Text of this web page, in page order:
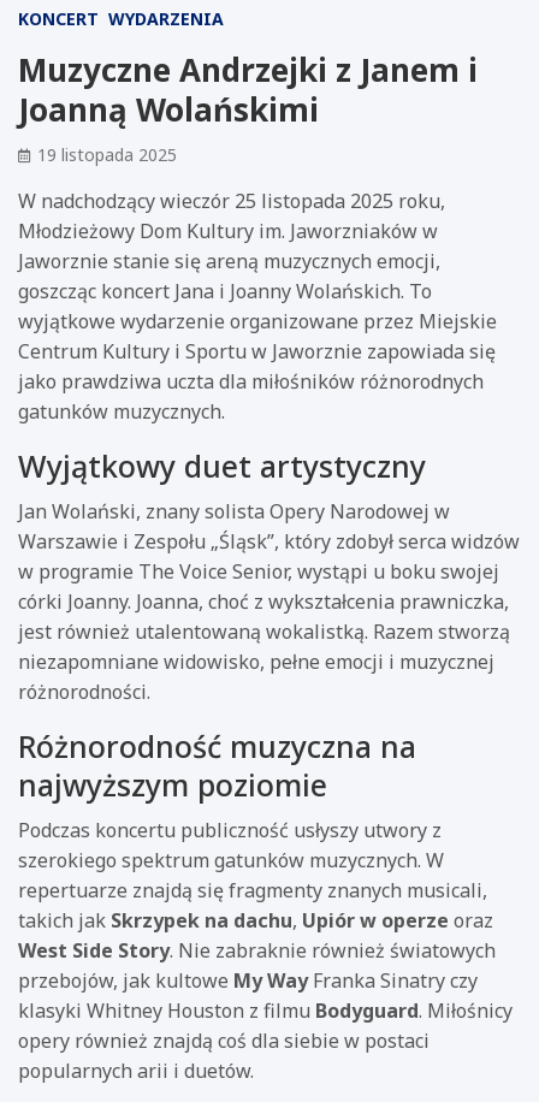
KONCERT WYDARZENIA
Muzyczne Andrzejki z Janem i
Joanną Wolańskimi
19 listopada 2025
W nadchodzący wieczór 25 listopada 2025 roku,
Młodzieżowy Dom Kultury im. Jaworzniaków w
Jaworznie stanie się areną muzycznych emocji,
goszcząc koncert Jana i Joanny Wolańskich. To
wyjątkowe wydarzenie organizowane przez Miejskie
Centrum Kultury i Sportu w Jaworznie zapowiada się
jako prawdziwa uczta dla miłośników różnorodnych
gatunków muzycznych.
Wyjątkowy duet artystyczny
Jan Wolański, znany solista Opery Narodowej w
Warszawie i Zespołu „Śląsk”, który zdobył serca widzów
w programie The Voice Senior, wystąpi u boku swojej
córki Joanny. Joanna, choć z wykształcenia prawniczka,
jest również utalentowaną wokalistką. Razem stworzą
niezapomniane widowisko, pełne emocji i muzycznej
różnorodności.
Różnorodność muzyczna na
najwyższym poziomie
Podczas koncertu publiczność usłyszy utwory z
szerokiego spektrum gatunków muzycznych. W
repertuarze znajdą się fragmenty znanych musicali,
takich jak Skrzypek na dachu, Upiór w operze oraz
West Side Story. Nie zabraknie również światowych
przebojów, jak kultowe My WayFranka Sinatry czy
klasyki Whitney Houston z filmu Bodyguard. Miłośnicy
opery również znajdą coś dla siebie w postaci
popularnych arii i duetów.